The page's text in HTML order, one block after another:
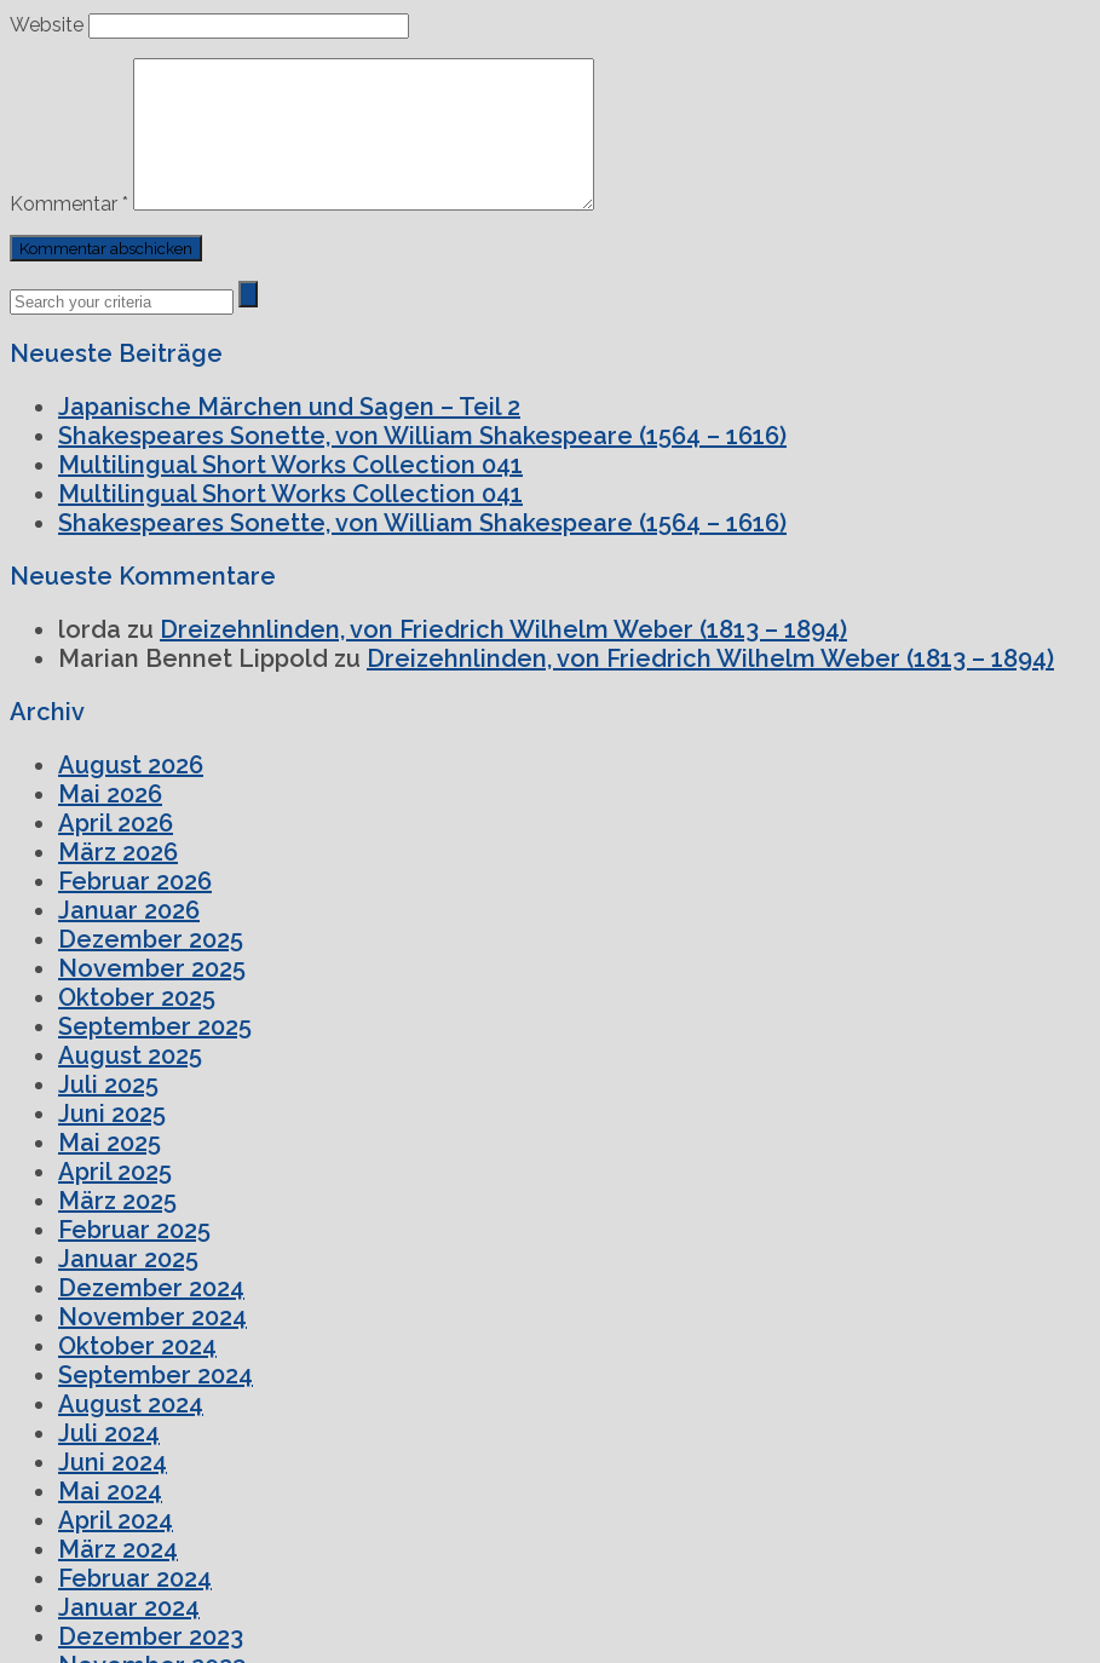
Website
Kommentar *
Previous
Post
Next
Post
Neueste Beiträge
Japanische Märchen und Sagen – Teil 2
Shakespeares Sonette, von William Shakespeare (1564 – 1616)
Multilingual Short Works Collection 041
Multilingual Short Works Collection 041
Shakespeares Sonette, von William Shakespeare (1564 – 1616)
Neueste Kommentare
lorda zu Dreizehnlinden, von Friedrich Wilhelm Weber (1813 – 1894)
Marian Bennet Lippold zu Dreizehnlinden, von Friedrich Wilhelm Weber (1813 – 1894)
Archiv
August 2026
Mai 2026
April 2026
März 2026
Februar 2026
Januar 2026
Dezember 2025
November 2025
Oktober 2025
September 2025
August 2025
Juli 2025
Juni 2025
Mai 2025
April 2025
März 2025
Februar 2025
Januar 2025
Dezember 2024
November 2024
Oktober 2024
September 2024
August 2024
Juli 2024
Juni 2024
Mai 2024
April 2024
März 2024
Februar 2024
Januar 2024
Dezember 2023